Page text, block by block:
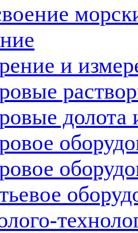
и
долота